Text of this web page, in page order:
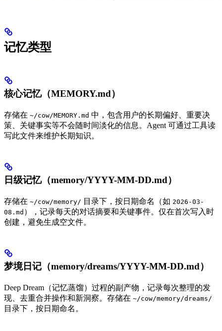
记忆类型
核心记忆（MEMORY.md）
存储在 ~/cow/MEMORY.md 中，包含用户的长期偏好、重要决
策、关键事实等不会随时间淡化的信息。Agent 可通过工具读
写此文件来维护长期知识。
日级记忆（memory/YYYY-MM-DD.md）
存储在 ~/cow/memory/ 目录下，按日期命名（如 2026-03-
08.md ），记录每天的对话摘要和关键事件。仅在首次写入时
创建，避免生成空文件。
梦境日记（memory/dreams/YYYY-MM-DD.md）
Deep Dream（记忆蒸馏）过程的副产物，记录每次整理的发
现、去重合并操作和新洞察。存储在 ~/cow/memory/dreams/
目录下，按日期命名。